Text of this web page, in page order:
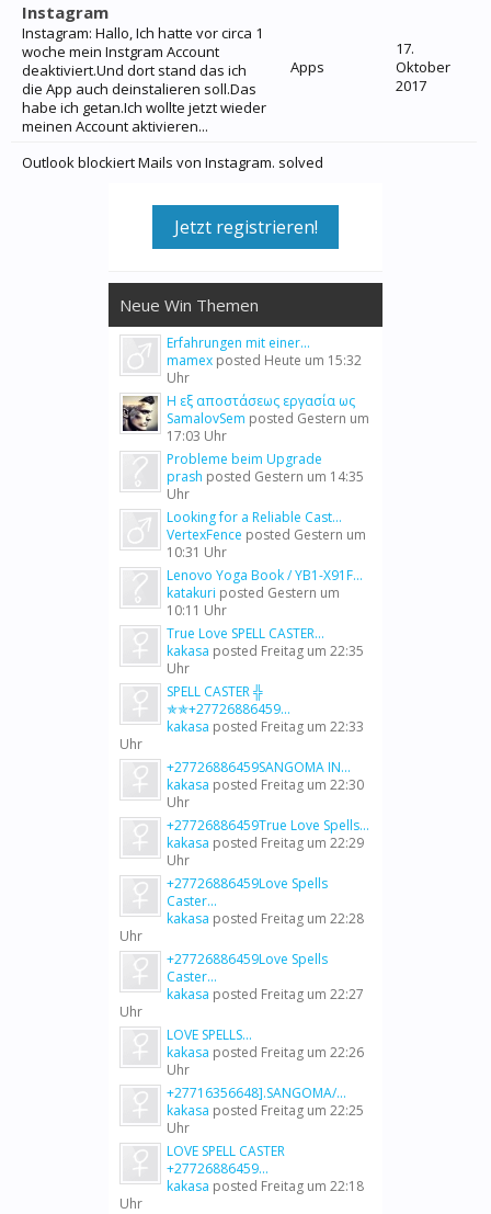
Instagram
Instagram: Hallo, Ich hatte vor circa 1
woche mein Instgram Account
deaktiviert.Und dort stand das ich
die App auch deinstalieren soll.Das
habe ich getan.Ich wollte jetzt wieder
meinen Account aktivieren...
Apps
17.
Oktober
2017
Outlook blockiert Mails von Instagram. solved
Jetzt registrieren!
Neue Win Themen
Erfahrungen mit einer...
mamex posted Heute um 15:32
Uhr
Η εξ αποστάσεως εργασία ως
SamalovSem posted Gestern um
17:03 Uhr
Probleme beim Upgrade
prash posted Gestern um 14:35
Uhr
Looking for a Reliable Cast...
VertexFence posted Gestern um
10:31 Uhr
Lenovo Yoga Book / YB1-X91F...
katakuri posted Gestern um
10:11 Uhr
True Love SPELL CASTER...
kakasa posted Freitag um 22:35
Uhr
SPELL CASTER ╬
✯✯+27726886459...
kakasa posted Freitag um 22:33
Uhr
+27726886459SANGOMA IN...
kakasa posted Freitag um 22:30
Uhr
+27726886459True Love Spells...
kakasa posted Freitag um 22:29
Uhr
+27726886459Love Spells
Caster...
kakasa posted Freitag um 22:28
Uhr
+27726886459Love Spells
Caster...
kakasa posted Freitag um 22:27
Uhr
LOVE SPELLS...
kakasa posted Freitag um 22:26
Uhr
+27716356648].SANGOMA/...
kakasa posted Freitag um 22:25
Uhr
LOVE SPELL CASTER
+27726886459...
kakasa posted Freitag um 22:18
Uhr